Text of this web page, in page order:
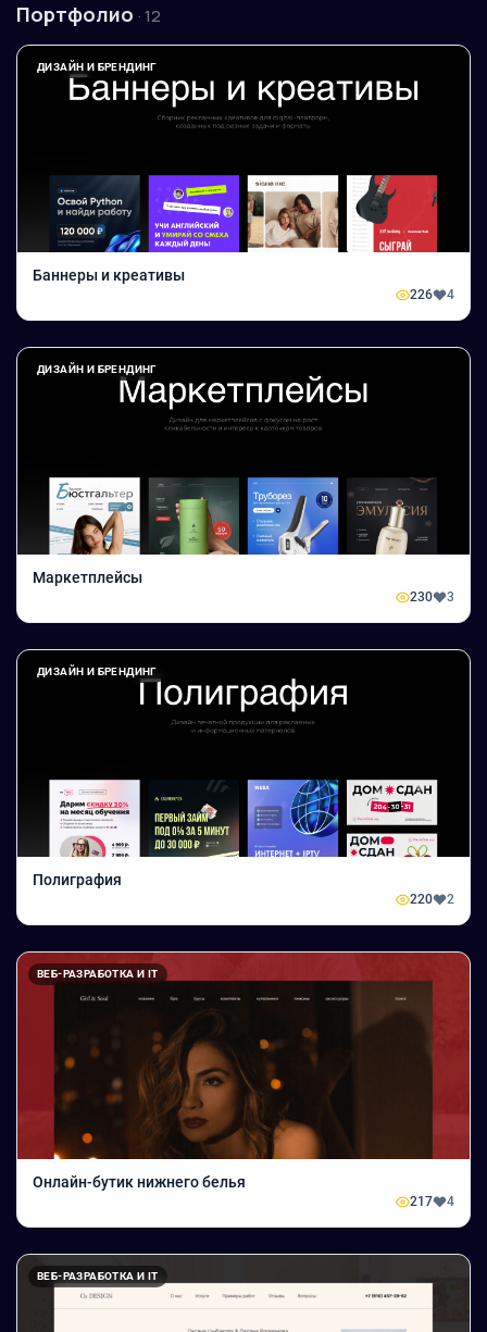
Портфолио · 12
ДИЗАЙН И БРЕНДИНГ
Баннеры и креативы
226 4
ДИЗАЙН И БРЕНДИНГ
Маркетплейсы
230 3
ДИЗАЙН И БРЕНДИНГ
Полиграфия
220 2
ВЕБ-РАЗРАБОТКА И IT
Онлайн-бутик нижнего белья
217 4
ВЕБ-РАЗРАБОТКА И IT